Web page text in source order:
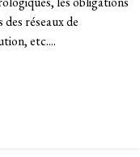
des réseaux de
etc....